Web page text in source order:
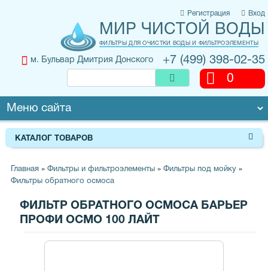
Регистрация Вход
МИР ЧИСТОЙ ВОДЫ
ФИЛЬТРЫ ДЛЯ ОЧИСТКИ ВОДЫ И ФИЛЬТРОЭЛЕМЕНТЫ
+7 (499) 398-02-35
м. Бульвар Дмитрия Донского
0
КАТАЛОГ ТОВАРОВ
Главная » Фильтры и фильтроэлементы » Фильтры под мойку »
Фильтры обратного осмоса
ФИЛЬТР ОБРАТНОГО ОСМОСА БАРЬЕР
ПРОФИ ОСМО 100 ЛАЙТ